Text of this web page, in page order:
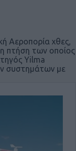
Αεροπορία χθες,
πτήση των οποίος
Yilma
συστημάτων με